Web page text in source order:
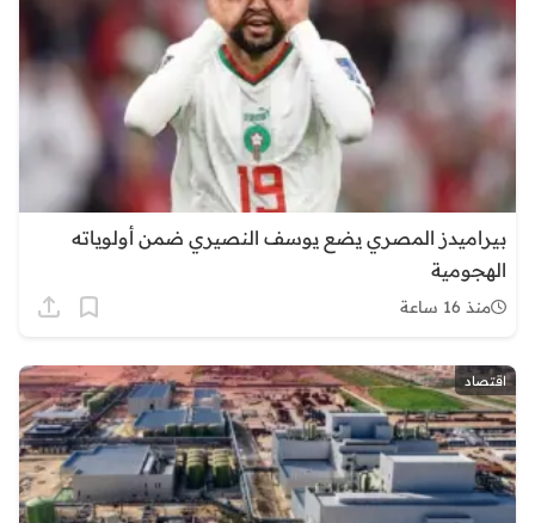
بيراميدز المصري يضع يوسف النصيري ضمن أولوياته
الهجومية
منذ 16 ساعة
اقتصاد